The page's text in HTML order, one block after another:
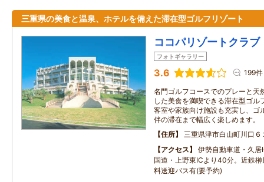
三重県の美食と温泉、ホテルを備えた滞在型ゴルフリゾート
ココパリゾートクラブ
フォトギャラリー
3.6 199件
名門ゴルフコースでのプレーと天
した美食を満喫できる滞在型ゴル
客室や家族向け施設も充実し、ゴ
伴の滞在まで幅広く楽しめます。
住所
三重県津市白山町川口６
アクセス
伊勢自動車道・久
国道・上野東ICより40分。近鉄
料送迎バス有(要予約)